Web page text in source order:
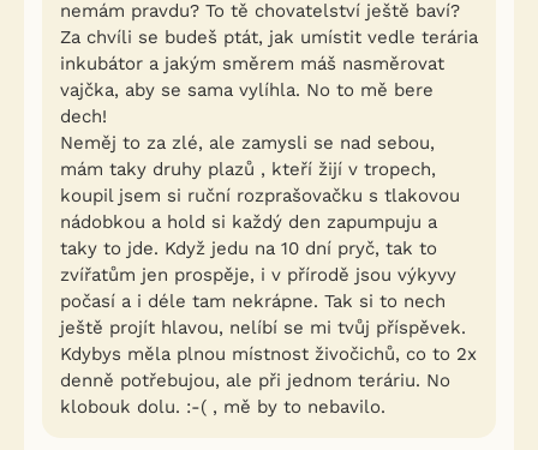
nemám pravdu? To tě chovatelství ještě baví?
Za chvíli se budeš ptát, jak umístit vedle terária
inkubátor a jakým směrem máš nasměrovat
vajčka, aby se sama vylíhla. No to mě bere
dech!
Neměj to za zlé, ale zamysli se nad sebou,
mám taky druhy plazů , kteří žijí v tropech,
koupil jsem si ruční rozprašovačku s tlakovou
nádobkou a hold si každý den zapumpuju a
taky to jde. Když jedu na 10 dní pryč, tak to
zvířatům jen prospěje, i v přírodě jsou výkyvy
počasí a i déle tam nekrápne. Tak si to nech
ještě projít hlavou, nelíbí se mi tvůj příspěvek.
Kdybys měla plnou místnost živočichů, co to 2x
denně potřebujou, ale při jednom teráriu. No
klobouk dolu. :-( , mě by to nebavilo.